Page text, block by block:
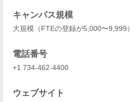
キャンパス規模
大規模（FTEの登録が5,000〜9,999）
電話番号
+1 734-462-4400
ウェブサイト